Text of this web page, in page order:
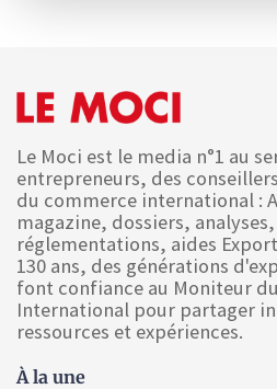
Le Moci est le media n°1 au
entrepreneurs, des
du commerce international :
magazine, dossiers,
réglementations, aides
130 ans, des générations
font confiance au Moniteur
International pour partager
ressources et expériences.
À la une